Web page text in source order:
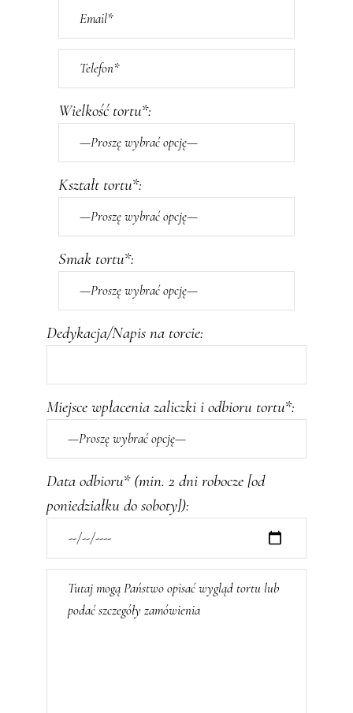
Wielkość tortu*:
Kształt tortu*:
Smak tortu*:
Dedykacja/Napis na torcie:
Miejsce wpłacenia zaliczki i odbioru tortu*:
Data odbioru* (min. 2 dni robocze [od
poniedziałku do soboty]):